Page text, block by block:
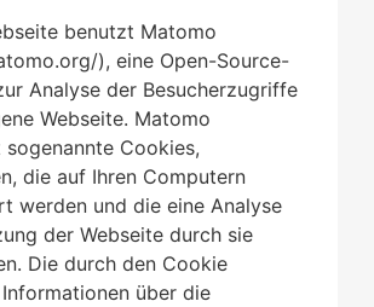
benutzt Matomo
), eine Open-Source-
Analyse der Besucherzugriffe
Webseite. Matomo
Cookies,
die auf Ihren Computern
werden und die eine Analyse
der Webseite durch sie
Die durch den Cookie
über die